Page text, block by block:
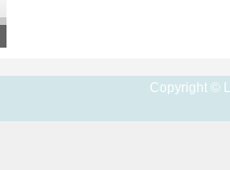
Copyright ©